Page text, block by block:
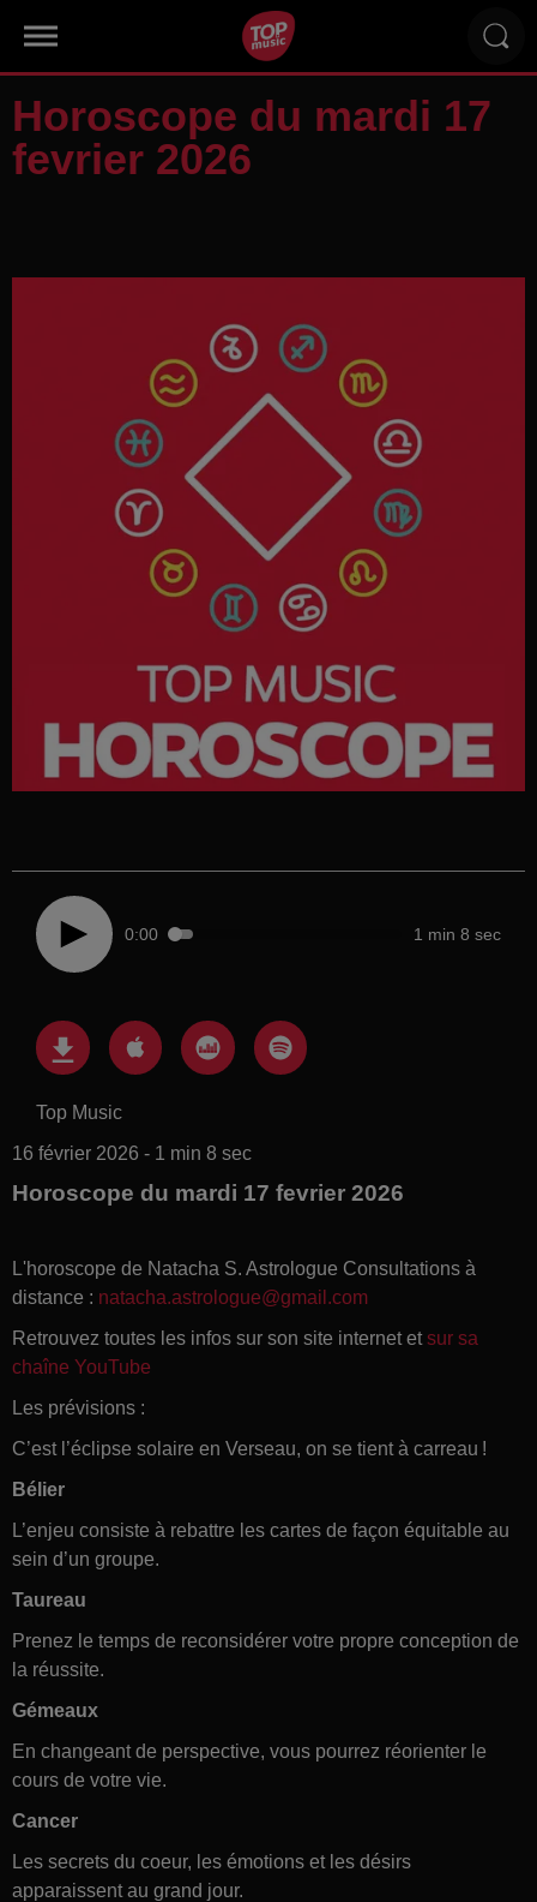
Horoscope du mardi 17
fevrier 2026
0:00 1 min 8 sec
Top Music
16 février 2026 - 1 min 8 sec
Horoscope du mardi 17 fevrier 2026
L'horoscope de Natacha S. Astrologue Consultations à
distance : natacha.astrologue@gmail.com
Retrouvez toutes les infos sur son site internet et sur sa
chaîne YouTube
Les prévisions :
C’est l’éclipse solaire en Verseau, on se tient à carreau !
Bélier
L’enjeu consiste à rebattre les cartes de façon équitable au
sein d’un groupe.
Taureau
Prenez le temps de reconsidérer votre propre conception de
la réussite.
Gémeaux
En changeant de perspective, vous pourrez réorienter le
cours de votre vie.
Cancer
Les secrets du coeur, les émotions et les désirs
apparaissent au grand jour.